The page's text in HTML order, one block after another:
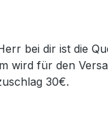
wird für den
30€.